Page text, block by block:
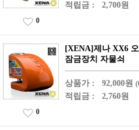
적립금 : 2,700원
0
[XENA]제나 XX6
잠금장치 자물쇠
상품가 : 92,000원
적립금 : 2,760원
0